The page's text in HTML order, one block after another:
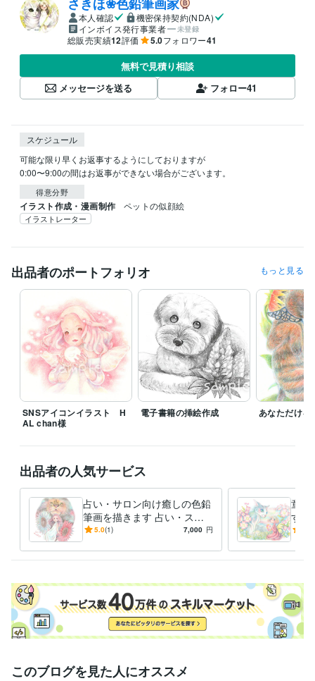
さきほ❀色鉛筆画家
本人確認
機密保持契約(NDA)
インボイス発行事業者
未登録
総販売実績12評価 5.0フォロワー41
無料で見積り相談
メッセージを送る
フォロー41
スケジュール
可能な限り早くお返事するようにしておりますが
0:00〜9:00の間はお返事ができない場合がございます。
得意分野
イラスト作成・漫画制作 ペットの似顔絵
イラストレーター
出品者のポートフォリオ もっと見る
SNSアイコンイラスト H
AL chan様
電子書籍の挿絵作成 あなただけを
出品者の人気サービス
占い・サロン向け癒しの色鉛
筆画を描きます 占い・スピ
リチュアル系の方へ癒しの色
5.0(1) 7,000 円
童話
す
鉛筆
このブログを見た人にオススメ